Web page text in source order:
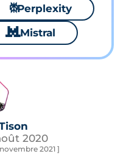
⚙Perplexity
🐱 Mistral
2020
2021 ]